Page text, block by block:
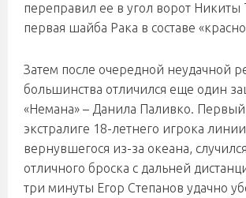
переправил ее в угол ворот Никиты
первая шайба Рака в составе
Затем после очередной неудачной
большинства отличился еще один
«Немана» – Данила Паливко. Первый
экстралиге 18-летнего игрока
вернувшегося из-за океана,
отличного броска с дальней
три минуты Егор Степанов удачно